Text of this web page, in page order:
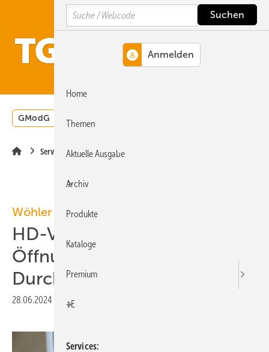
Hauptinhalt
Hauptmenü
SiteSearch
GModG Wärmepumpe
Service
Wöhler
HD-Video-Endoskop für
Öffnungen ab 6 mm
Durchmesser
28.06.2024 Veröffentlicht in
Search
Home
Themen
Aktuelle Ausgabe
Archiv
Produkte
Kataloge
Premium
+E
Services